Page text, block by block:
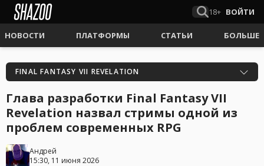
18+ ВОЙТИ
НОВОСТИ ПЛАТФОРМЫ СТАТЬИ БОЛЬШЕ
FINAL FANTASY VII REVELATION
Глава разработки Final Fantasy VII
Revelation назвал стримы одной из
проблем современных RPG
Андрей
15:30, 11 июня 2026